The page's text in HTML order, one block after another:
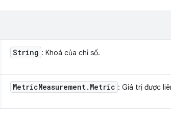
String : Khoá của chỉ số.
MetricMeasurement. Metric : Giá trị được